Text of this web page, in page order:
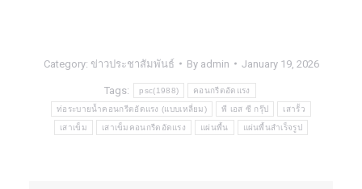
Category: ข่าวประชาสัมพันธ์ By admin January 19, 2026
Tags: psc(1988) คอนกรีตอัดแรง
ท่อระบายน้ำคอนกรีตอัดแรง (แบบเหลี่ยม) พี เอส ซี กรุ๊ป เสารั้ว
เสาเข็ม เสาเข็มคอนกรีตอัดแรง แผ่นพื้น แผ่นพื้นสำเร็จรูป